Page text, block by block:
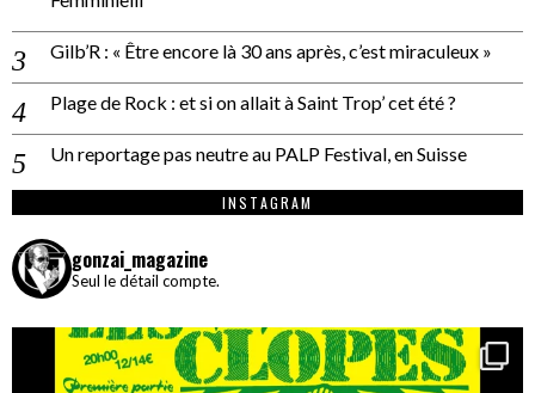
Gilb’R : « Être encore là 30 ans après, c’est miraculeux »
Plage de Rock : et si on allait à Saint Trop’ cet été ?
Un reportage pas neutre au PALP Festival, en Suisse
INSTAGRAM
gonzai_magazine
Seul le détail compte.